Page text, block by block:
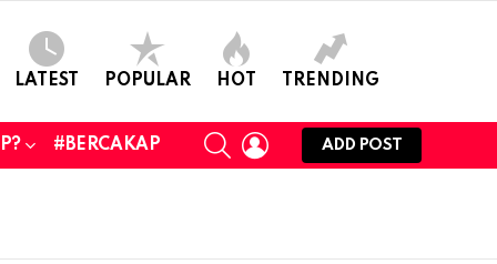
LATEST POPULAR HOT TRENDING
#BERCAKAP
SEARCHLOGIN
ADD POST